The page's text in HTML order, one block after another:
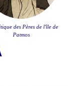
des Pères de l'île de
Patmos